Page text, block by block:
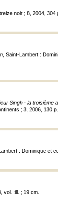
noir ; 8, 2004, 304
, Saint-Lambert :
Singh - la troisième
; 3, 2006, 130 p.
: Dominique et
vol. :ill. ; 19 cm.